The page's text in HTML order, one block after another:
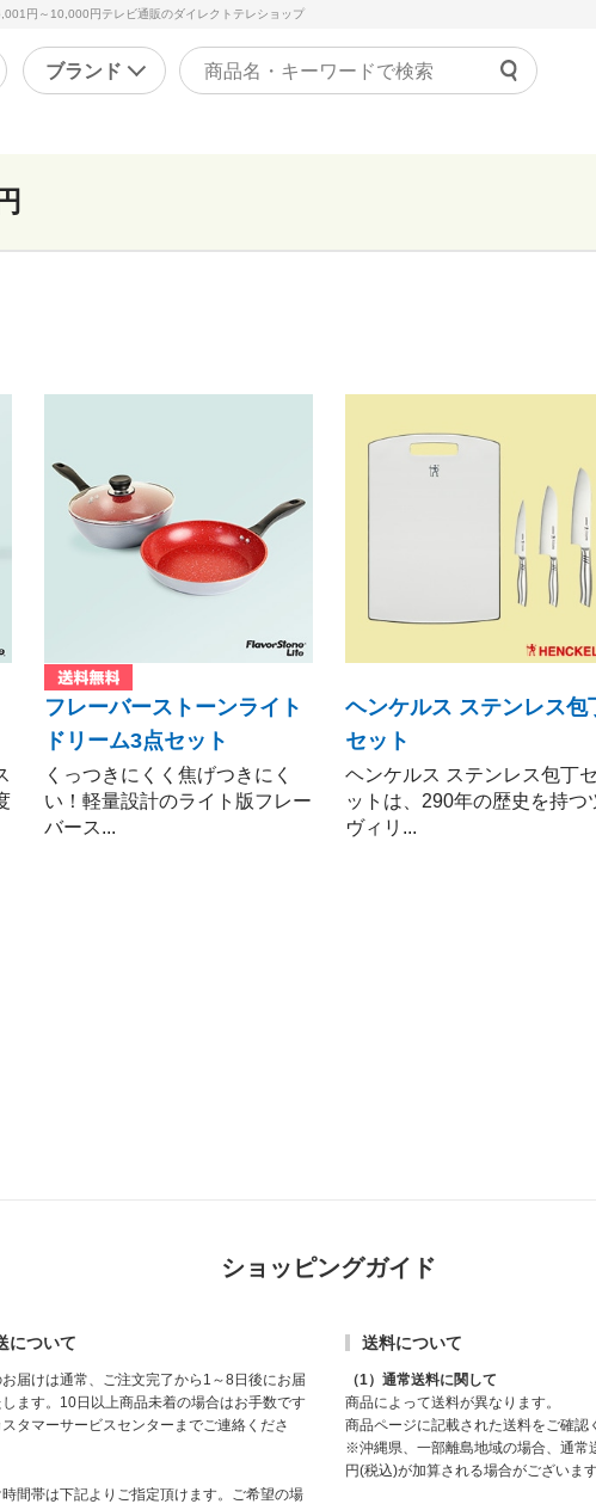
円～10,000円テレビ通販のダイレクトテレショップ
ブランド
レディース美容器具
フレーバーストーンライト
ドリーム3点セット
くっつきにくく焦げつきにく
い！軽量設計のライト版フレー
バース...
ヘンケルス ステンレス包
セット
ヘンケルス ステンレス包丁セ
ットは、290年の歴史を持つ
ヴィリ...
ショッピングガイド
について
届けは通常、ご注文完了から1～8日後にお届
します。10日以上商品未着の場合はお手数です
タマーサービスセンターまでご連絡くださ
時間帯は下記よりご指定頂けます。ご希望の場
送料について
（1）通常送料に関して
商品によって送料が異なります。
商品ページに記載された送料をご確認
※沖縄県、一部離島地域の場合、通常
円(税込)が加算される場合がございます